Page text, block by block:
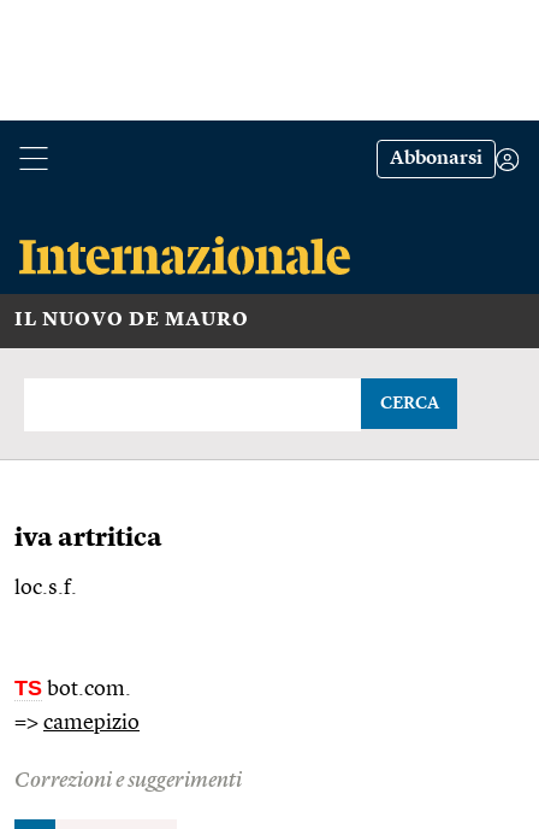
Abbonarsi
IL NUOVO DE MAURO
CERCA
iva artritica
loc.s.f.
TS bot.com.
=> camepizio
Correzioni e suggerimenti